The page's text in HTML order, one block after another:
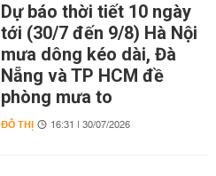
Dự báo thời tiết 10 ngày
tới (30/7 đến 9/8) Hà Nội
mưa dông kéo dài, Đà
Nẵng và TP HCM đề
phòng mưa to
ĐÔ THỊ 16:31 | 30/07/2026